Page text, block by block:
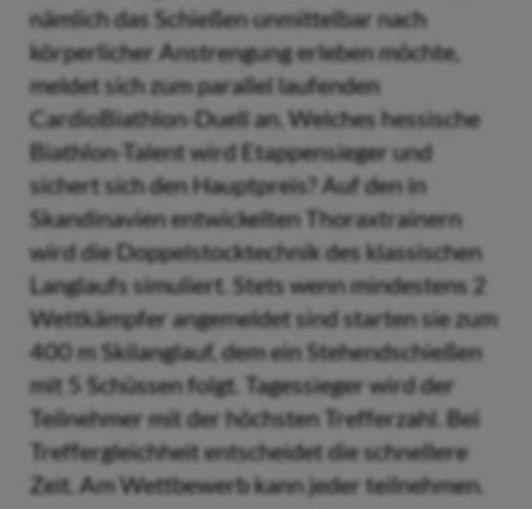
nämlich das Schießen unmittelbar nach
körperlicher Anstrengung erleben möchte,
meldet sich zum parallel laufenden
CardioBiathlon-Duell an. Welches hessische
Biathlon-Talent wird Etappensieger und
sichert sich den Hauptpreis? Auf den in
Skandinavien entwickelten Thoraxtrainern
wird die Doppelstocktechnik des klassischen
Langlaufs simuliert. Stets wenn mindestens 2
Wettkämpfer angemeldet sind starten sie zum
400 m Skilanglauf, dem ein Stehendschießen
mit 5 Schüssen folgt. Tagessieger wird der
Teilnehmer mit der höchsten Trefferzahl. Bei
Treffergleichheit entscheidet die schnellere
Zeit. Am Wettbewerb kann jeder teilnehmen.